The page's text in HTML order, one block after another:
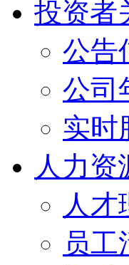
投资者
公告
公司
实时
人力资
人才
员工